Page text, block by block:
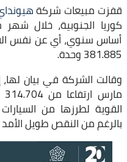
قفزت مبيعات شركة
أساس سنوي، أي عن نفس
381.885 وحدة.
القوية لطرزها من
بالرغم من النقص طويل